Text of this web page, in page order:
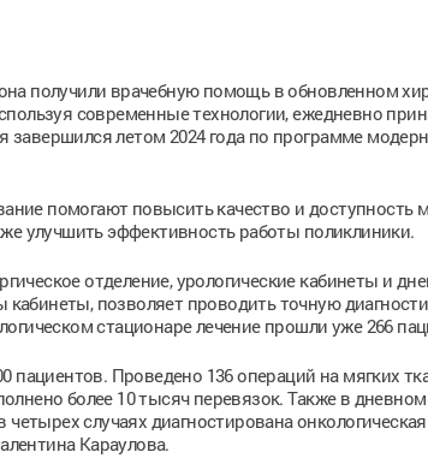
получили врачебную помощь в обновленном
современные технологии, ежедневно
летом 2024 года по программе
помогают повысить качество и доступность
улучшить эффективность работы поликлиники.
отделение, урологические кабинеты и
позволяет проводить точную
стационаре лечение прошли уже 266
Проведено 136 операций на мягких
более 10 тысяч перевязок. Также в
случаях диагностирована
Караулова.